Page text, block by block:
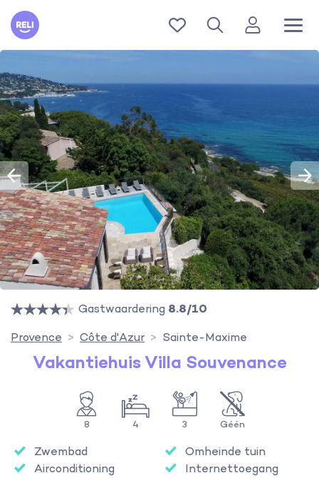
Reli
Gastwaardering 8.8/10
Provence
Côte d'Azur Sainte-Maxime
Vakantiehuis Villa Souvenance
8 4 3 Géén
Zwembad
Airconditioning
Omheinde tuin
Internettoegang